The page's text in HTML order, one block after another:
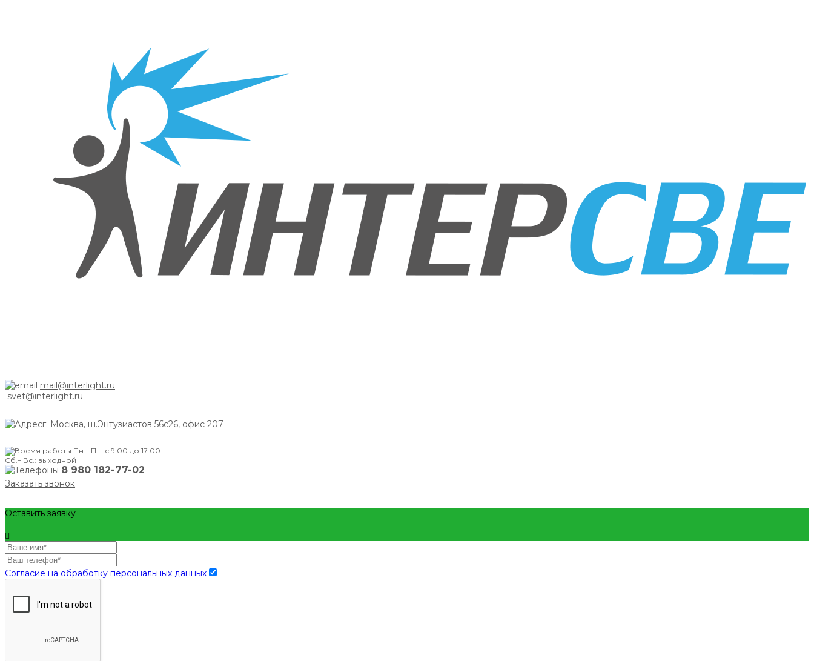
mail@interlight.ru
svet@interlight.ru
г. Москва, ш.Энтузиастов 56с26, офис 207
Пн.– Пт.: с 9:00 до 17:00
Сб.– Вс.: выходной
8 980 182-77-02
Заказать звонок
Оставить заявку
Согласие на обработку персональных данных